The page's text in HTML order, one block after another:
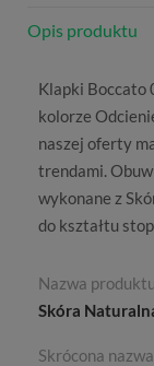
Opis produktu
Klapki Boccato
kolorze
naszej oferty
trendami.
wykonane z
do kształtu
Nazwa produktu
Skóra
Skrócona